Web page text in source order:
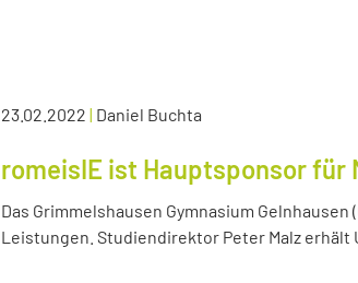
23.02.2022 | Daniel Buchta
romeisIE ist Hauptsponsor für
Das Grimmelshausen Gymnasium
Leistungen. Studiendirektor Peter Malz